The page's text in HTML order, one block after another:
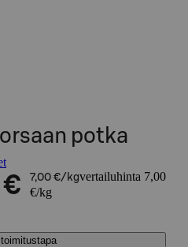
potka
€ 7,00 €/kgvertailuhinta 7,00
€/kg